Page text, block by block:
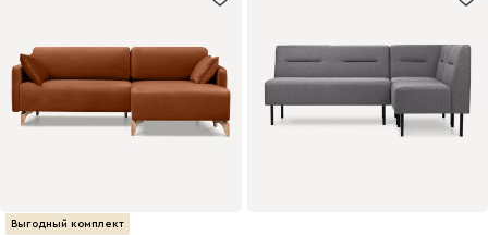
Выгодный комплект